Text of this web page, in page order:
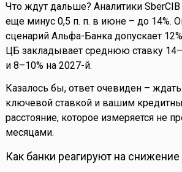
Что ждут дальше? Аналитики
еще минус 0,5 п. п. в июне – до 14%.
сценарий Альфа-Банка допускает
ЦБ закладывает среднюю ставку
и 8–10% на 2027-й.
Казалось бы, ответ очевиден –
ключевой ставкой и вашим
расстояние, которое измеряется не
месяцами.
Как банки реагируют на снижение